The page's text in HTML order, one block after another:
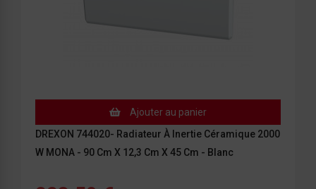
Ajouter au panier
DREXON 744020- Radiateur À Inertie Céramique 2000
W MONA - 90 Cm X 12,3 Cm X 45 Cm - Blanc